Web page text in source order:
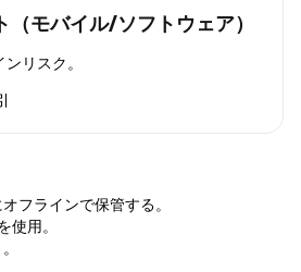
モバイル/ソフトウェア）
リスク。
フラインで保管する。
使用。